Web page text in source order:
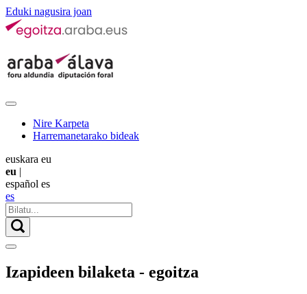
Eduki nagusira joan
Nire Karpeta
Harremanetarako bideak
euskara eu
eu |
español es
es
Izapideen bilaketa - egoitza